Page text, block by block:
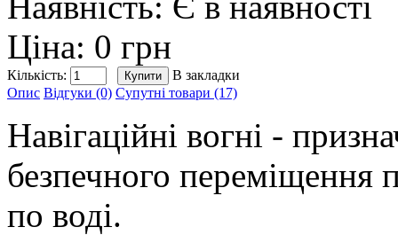
Ціна: 0 грн
Кількість:
В закладки
Опис Відгуки (0) Супутні товари (17)
Навігаційні вогні -
безпечного переміщення
по воді.